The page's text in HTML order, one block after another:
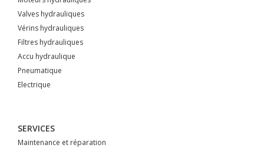
Valves hydrauliques
Vérins hydrauliques
Filtres hydrauliques
Accu hydraulique
Pneumatique
Electrique
SERVICES
Maintenance et réparation